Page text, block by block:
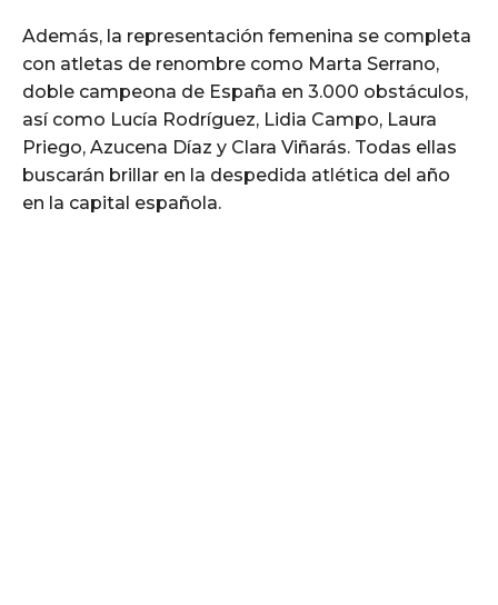
Además, la representación femenina se completa
con atletas de renombre como Marta Serrano,
doble campeona de España en 3.000 obstáculos,
así como Lucía Rodríguez, Lidia Campo, Laura
Priego, Azucena Díaz y Clara Viñarás. Todas ellas
buscarán brillar en la despedida atlética del año
en la capital española.